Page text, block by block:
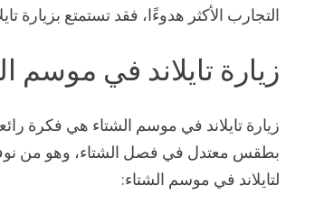
التجارب الأكثر هدوءًا، فقد تستمتع بزيارة
زيارة تايلاند في موسم
زيارة تايلاند في موسم الشتاء هي فكرة
بطقس معتدل في فصل الشتاء، وهو من
لتايلاند في موسم الشتاء: